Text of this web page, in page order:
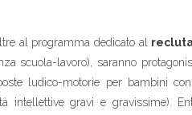
al programma dedicato al
scuola-lavoro), saranno
ludico-motorie per bambini
intellettive gravi e gravissime).